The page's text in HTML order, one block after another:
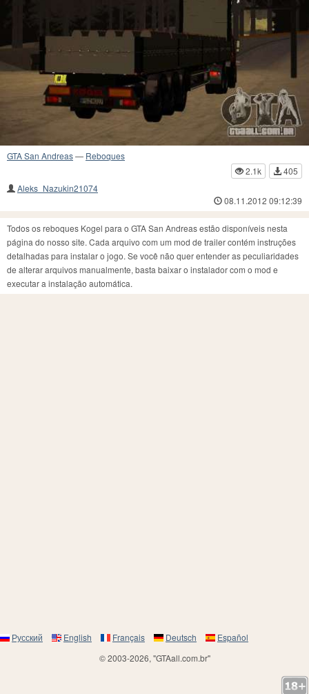
GTA San Andreas— Reboques
2.1k
405
Aleks_Nazukin21074
08.11.2012 09:12:39
Todos os reboques Kogel para o GTA San Andreas estão disponíveis nesta
página do nosso site. Cada arquivo com um mod de trailer contém instruções
detalhadas para instalar o jogo. Se você não quer entender as peculiaridades
de alterar arquivos manualmente, basta baixar o instalador com o mod e
executar a instalação automática.
Русский English Français Deutsch
Español
© 2003-2026, "GTAall.com.br"